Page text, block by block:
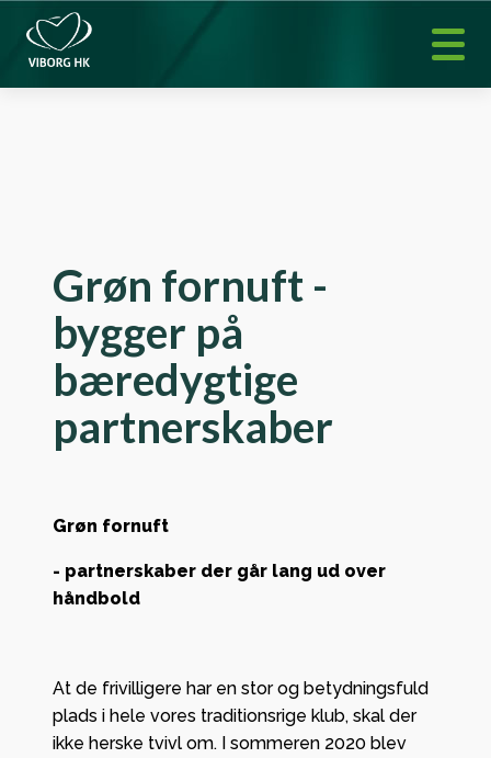
Grøn fornuft -
bygger på
bæredygtige
partnerskaber
Grøn fornuft
- partnerskaber der går lang ud over
håndbold
At de frivilligere har en stor og betydningsfuld
plads i hele vores traditionsrige klub, skal der
ikke herske tvivl om. I sommeren 2020 blev